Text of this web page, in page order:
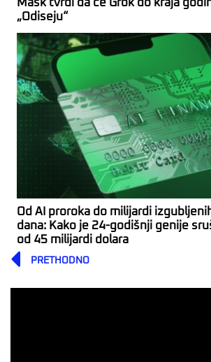
Mask tvrdi da će Grok do kraja
„Odiseju“
Od AI proroka do milijardi
dana: Kako je 24-godišnji genije
od 45 milijardi dolara
Prev
PRETHODNO